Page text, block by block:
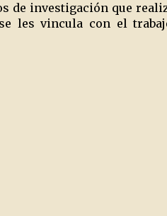
de investigación que
les vincula con el